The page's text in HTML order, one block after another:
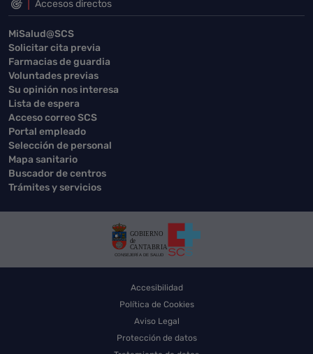
Accesos directos
MiSalud@SCS
Solicitar cita previa
Farmacias de guardia
Voluntades previas
Su opinión nos interesa
Lista de espera
Acceso correo SCS
Portal empleado
Selección de personal
Mapa sanitario
Buscador de centros
Trámites y servicios
Accesibilidad
Política de Cookies
Aviso Legal
Protección de datos